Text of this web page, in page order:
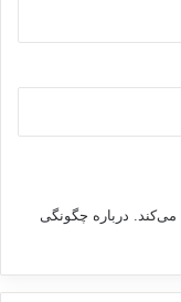
می‌کند. درباره چگونگی